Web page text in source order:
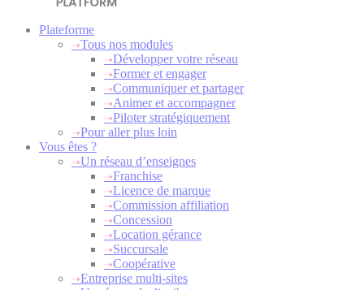
Plateforme
Tous nos modules
Développer votre réseau
Former et engager
Communiquer et partager
Animer et accompagner
Piloter stratégiquement
Pour aller plus loin
Vous êtes ?
Un réseau d’enseignes
Franchise
Licence de marque
Commission affiliation
Concession
Location gérance
Succursale
Coopérative
Entreprise multi-sites